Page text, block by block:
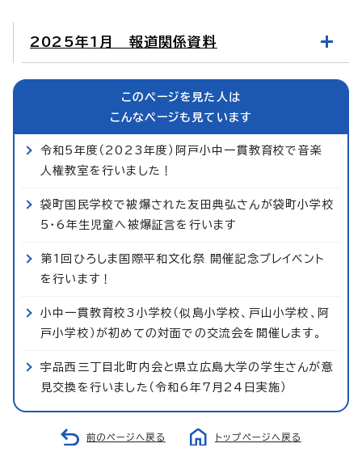
2025年1月 報道関係資料
このページを見た人は
こんなページも見ています
令和5年度（2023年度）阿戸小中一貫教育校で音楽
人権教室を行いました！
袋町国民学校で被爆された友田典弘さんが袋町小学校
5・6年生児童へ被爆証言を行います
第1回ひろしま国際平和文化祭 開催記念プレイベント
を行います！
小中一貫教育校3小学校（似島小学校、戸山小学校、阿
戸小学校）が初めての対面での交流会を開催します。
宇品西三丁目北町内会と県立広島大学の学生さんが意
見交換を行いました（令和6年7月24日実施）
前のページへ戻る トップページへ戻る